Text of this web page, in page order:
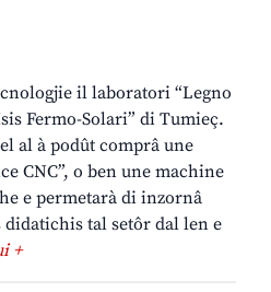
il laboratori “Legno
Fermo-Solari” di Tumieç.
al à podût comprâ une
CNC”, o ben une machine
e permetarà di inzornâ
tal setôr dal len e
+